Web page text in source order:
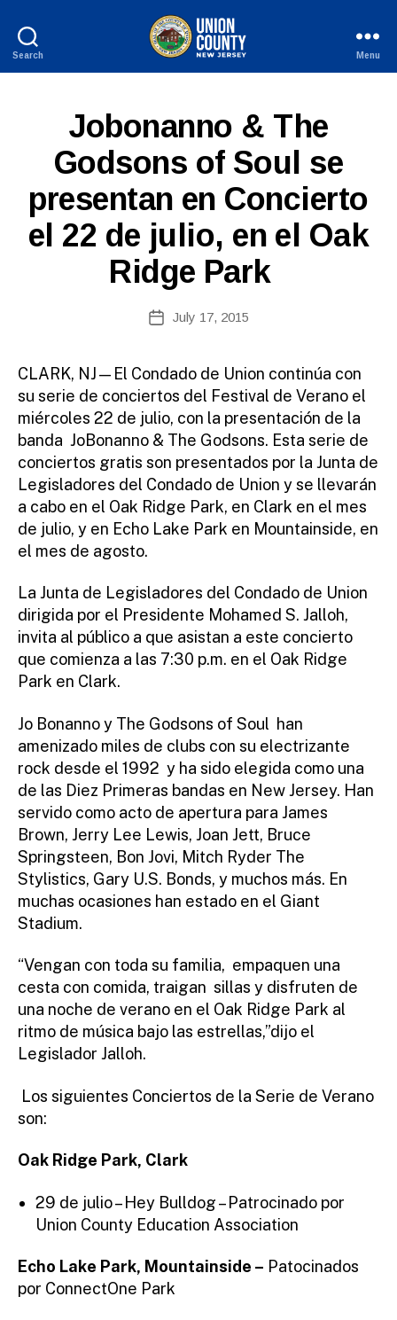
Search
New
Jersey
Menu
CategoriesJobonanno & The
Godsons of Soul se
presentan en Concierto
el 22 de julio, en el Oak
Ridge Park
author
y
PostJuly 17, 2015
CLARK, NJ—El Condado de Union continúa con
su serie de conciertos del Festival de Verano el
miércoles 22 de julio, con la presentación de la
banda JoBonanno & The Godsons. Esta serie de
conciertos gratis son presentados por la Junta de
Legisladores del Condado de Union y se llevarán
a cabo en el Oak Ridge Park, en Clark en el mes
de julio, y en Echo Lake Park en Mountainside, en
el mes de agosto.
La Junta de Legisladores del Condado de Union
dirigida por el Presidente Mohamed S. Jalloh,
invita al público a que asistan a este concierto
que comienza a las 7:30 p.m. en el Oak Ridge
Park en Clark.
Jo Bonanno y The Godsons of Soul han
amenizado miles de clubs con su electrizante
rock desde el 1992 y ha sido elegida como una
de las Diez Primeras bandas en New Jersey. Han
servido como acto de apertura para James
Brown, Jerry Lee Lewis, Joan Jett, Bruce
Springsteen, Bon Jovi, Mitch Ryder The
Stylistics, Gary U.S. Bonds, y muchos más. En
muchas ocasiones han estado en el Giant
Stadium.
“Vengan con toda su familia, empaquen una
cesta con comida, traigan sillas y disfruten de
una noche de verano en el Oak Ridge Park al
ritmo de música bajo las estrellas,”dijo el
Legislador Jalloh.
Los siguientes Conciertos de la Serie de Verano
son:
Oak Ridge Park, Clark
29 de julio – Hey Bulldog – Patrocinado por
Union County Education Association
Echo Lake Park, Mountainside – Patocinados
por ConnectOne Park